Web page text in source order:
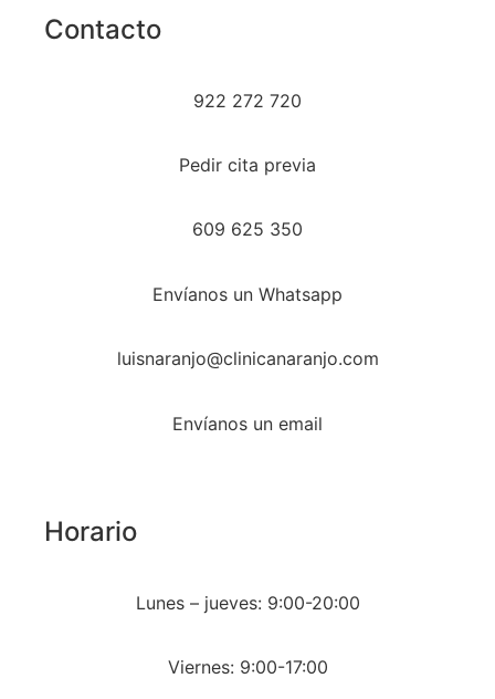
Contacto
922 272 720
Pedir cita previa
609 625 350
Envíanos un Whatsapp
luisnaranjo@clinicanaranjo.com
Envíanos un email
Horario
Lunes – jueves: 9:00-20:00
Viernes: 9:00-17:00